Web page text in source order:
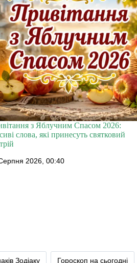
з Яблучним Спасом 2026:
слова, які принесуть святковий
2026, 00:40
Зодіаку Гороскоп на сьогодні